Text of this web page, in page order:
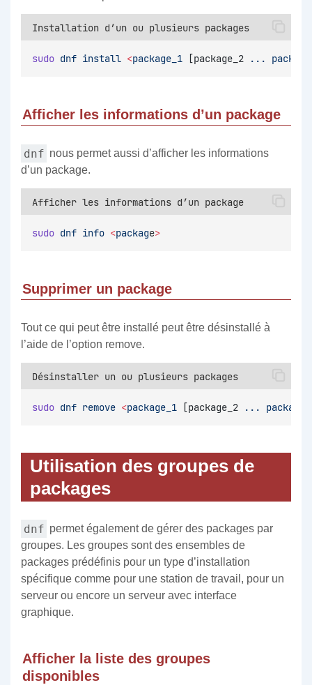
Installation d’un ou plusieurs packages
sudo dnf install <package_1 [package_2 ...
Afficher les informations d’un package
dnf nous permet aussi d’afficher les informations
d’un package.
Afficher les informations d’un package
sudo dnf info <package>
Supprimer un package
Tout ce qui peut être installé peut être désinstallé à
l’aide de l’option remove.
Désinstaller un ou plusieurs packages
sudo dnf remove <package_1 [package_2 ...
Utilisation des groupes de
packages
dnf permet également de gérer des packages par
groupes. Les groupes sont des ensembles de
packages prédéfinis pour un type d’installation
spécifique comme pour une station de travail, pour un
serveur ou encore un serveur avec interface
graphique.
Afficher la liste des groupes
disponibles